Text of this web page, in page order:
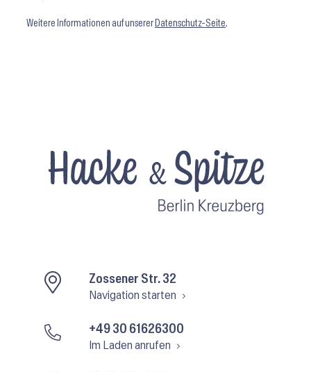
Weitere Informationen auf unserer Datenschutz-Seite.
Zossener Str. 32
Navigation starten
+49 30 61626300
Im Laden anrufen